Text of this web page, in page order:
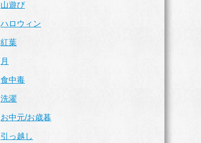
山遊び
ハロウィン
紅葉
月
食中毒
洗濯
お中元/お歳暮
引っ越し